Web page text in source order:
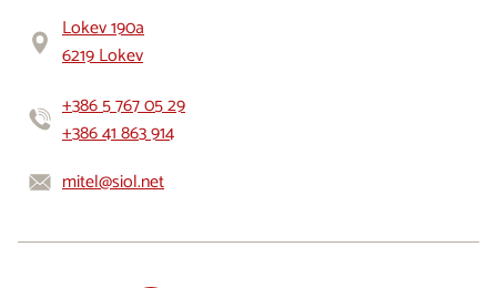
Lokev 190a
6219 Lokev
+386 5 767 05 29
+386 41 863 914
mitel@siol.net